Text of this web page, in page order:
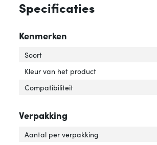
Specificaties
Kenmerken
Soort
Kleur van het product
Compatibiliteit
Verpakking
Aantal per verpakking